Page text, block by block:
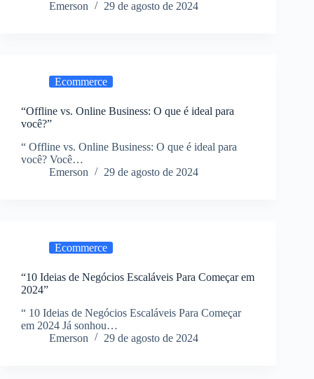
Emerson
29 de agosto de 2024
Ecommerce
“Offline vs. Online Business: O que é ideal para
você?”
“ Offline vs. Online Business: O que é ideal para
você? Você…
Emerson
29 de agosto de 2024
Ecommerce
“10 Ideias de Negócios Escaláveis Para Começar em
2024”
“ 10 Ideias de Negócios Escaláveis Para Começar
em 2024 Já sonhou…
Emerson
29 de agosto de 2024